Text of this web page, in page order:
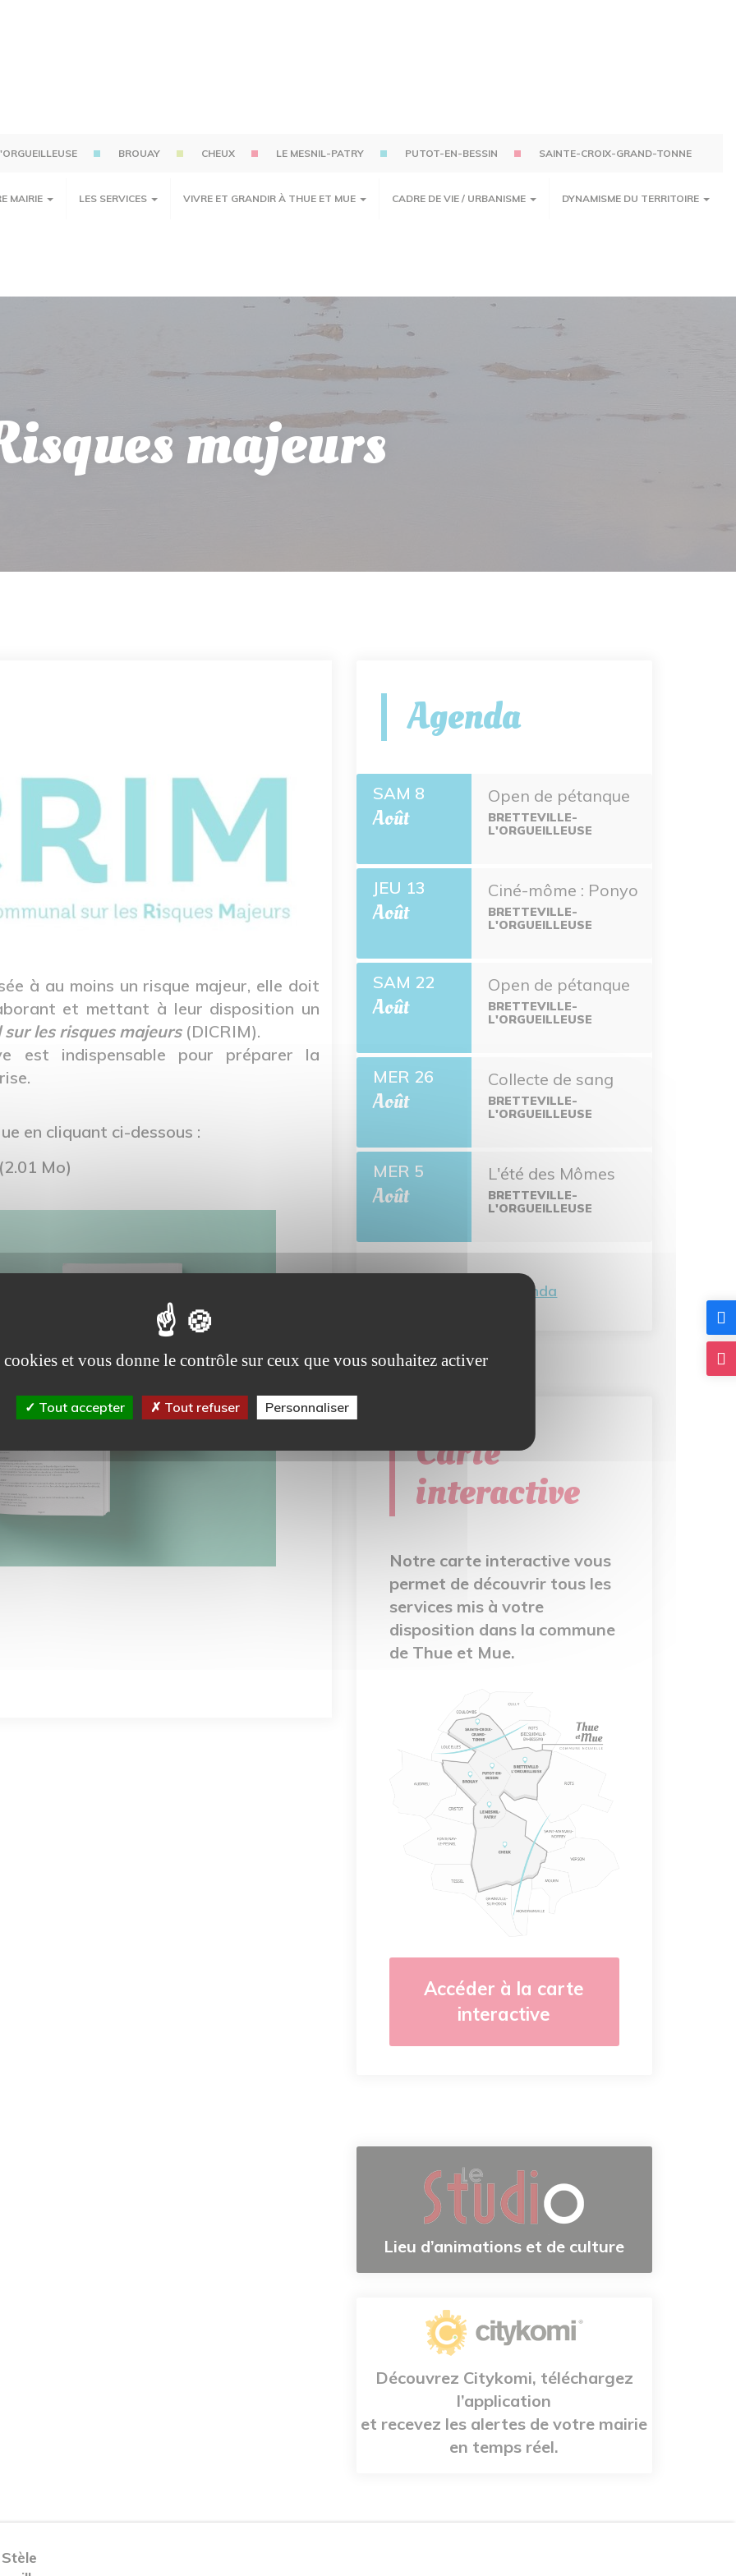
BROUAY CHEUX LE MESNIL-PATRY PUTOT-EN-BESSIN SAINTE-CROIX-GRAND-TONNE
MAIRIE LES SERVICES VIVRE ET GRANDIR À THUE ET MUE CADRE DE VIE / URBANISME DYNAMISME DU TERRITOIRE
majeurs
à au moins un risque majeur, elle doit
et mettant à leur disposition un
les risques majeurs(DICRIM).
est indispensable pour préparer la
en cliquant ci-dessous :
(2.01 Mo)
Agenda
SAM 8
Août
Open de pétanque
BRETTEVILLE-
L'ORGUEILLEUSE
JEU 13
Août
Ciné-môme : Ponyo
BRETTEVILLE-
L'ORGUEILLEUSE
SAM 22
Août
Open de pétanque
BRETTEVILLE-
L'ORGUEILLEUSE
MER 26
Août
Collecte de sang
BRETTEVILLE-
L'ORGUEILLEUSE
MER 5
Août
L'été des Mômes
BRETTEVILLE-
L'ORGUEILLEUSE
Tout l'agenda
Carte
interactive
Notre carte interactive vous
permet de découvrir tous les
services mis à votre
disposition dans la commune
de Thue et Mue.
Accéder à la carte
interactive
Lieu d’animations et de culture
Découvrez Citykomi, téléchargez
l’application
et recevez les alertes de votre mairie
en temps réel.
et vous donne le contrôle sur ceux que vous souhaitez activer
Tout accepter Tout refuser Personnaliser